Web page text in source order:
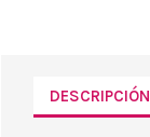
DESCRIPCIÓN